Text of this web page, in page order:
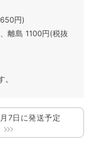
円)
離島 1100円(税抜
7日 に発送予定